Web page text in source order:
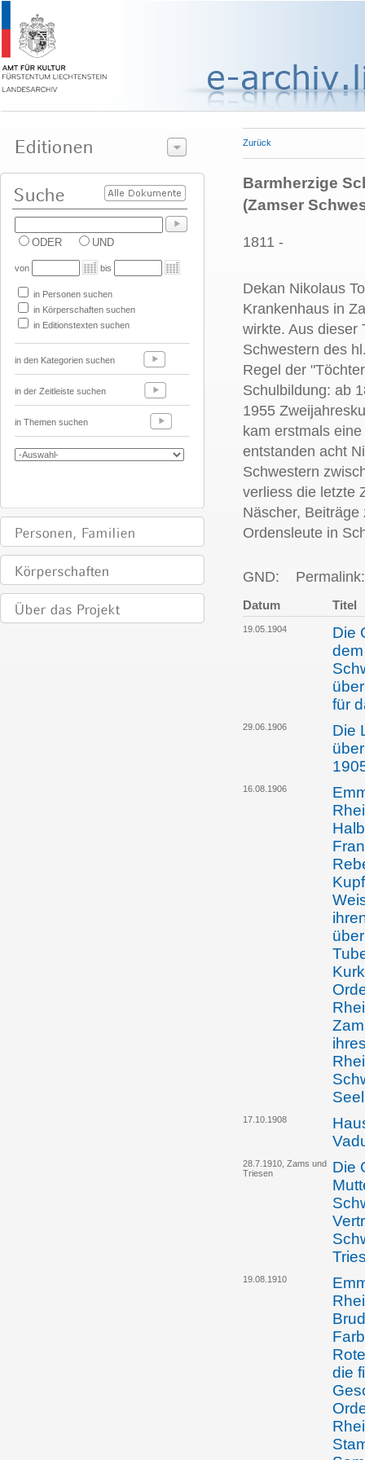
ODER UND
von bis
in Personen suchen
in Körperschaften suchen
in Editionstexten suchen
in den Kategorien suchen
in der Zeitleiste suchen
in Themen suchen
Zurück
Barmherzige
(Zamser
1811 -
Dekan Nikolaus
Krankenhaus in
wirkte. Aus dieser
Schwestern des
Regel der
Schulbildung: ab
1955
kam erstmals
entstanden acht
Schwestern
verliess die letzte
Näscher,
Ordensleute in
GND:
Datum Titel
19.05.1904
Die
für
29.06.1906
Die
16.08.1906
17.10.1908
28.7.1910, Zams und
Triesen
Die
19.08.1910
die